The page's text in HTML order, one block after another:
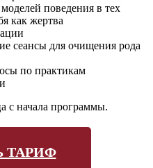
поведения в тех
как жертва
сеансы для очищения рода
по практикам
с начала программы.
ТАРИФ